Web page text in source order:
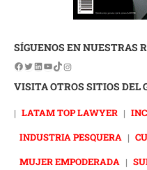
SÍGUENOS EN NUESTRAS
VISITA OTROS SITIOS DEL
| LATAM TOP LAWYER |
INDUSTRIA PESQUERA |
MUJER EMPODERADA |